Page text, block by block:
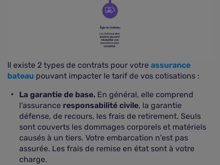
Il existe 2 types de contrats pour votre assurance
bateau pouvant impacter le tarif de vos cotisations :
La garantie de base. En général, elle comprend
l'assurance responsabilité civile, la garantie
défense, de recours, les frais de retirement. Seuls
sont couverts les dommages corporels et matériels
causés à un tiers. Votre embarcation n'est pas
assurée. Les frais de remise en état sont à votre
charge.